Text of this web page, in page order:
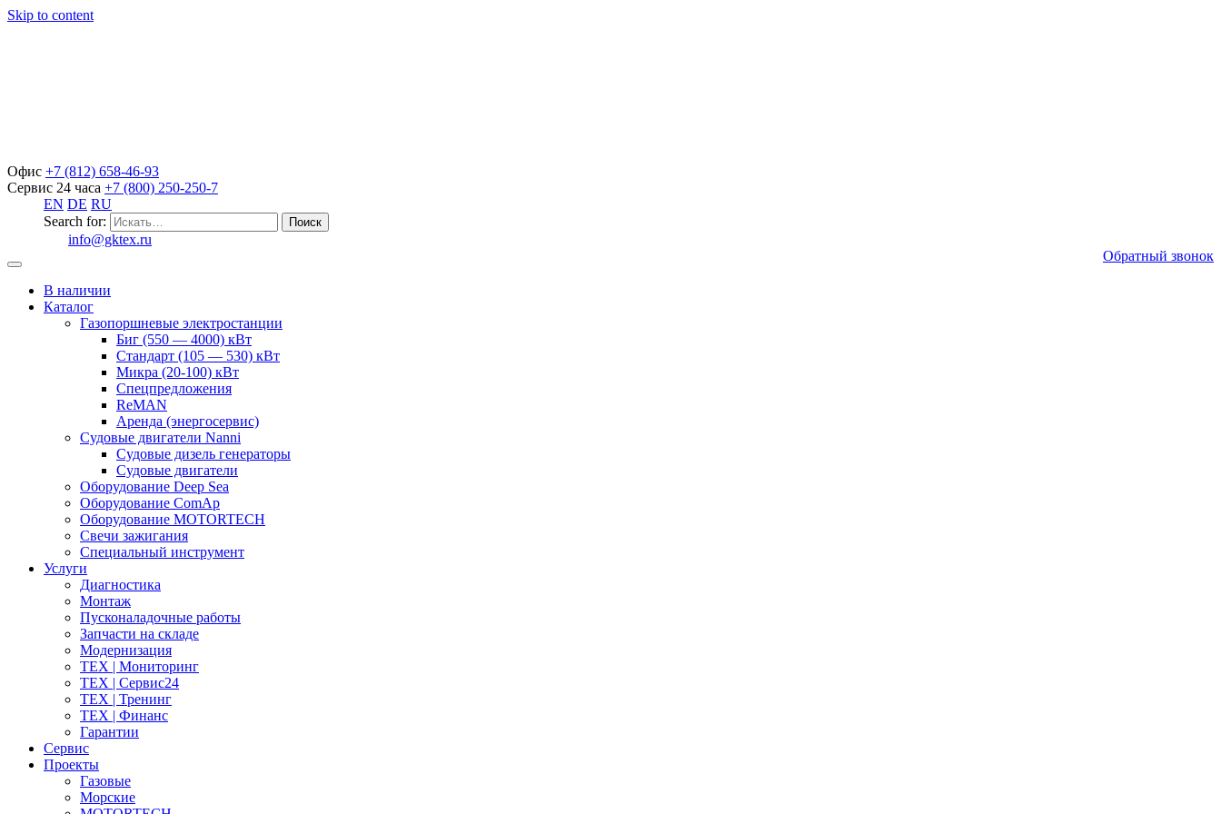
Skip to content
Офис +7 (812) 658-46-93
Сервис 24 часа +7 (800) 250-250-7
EN DE RU
Search for:
info@gktex.ru
Обратный звонок
В наличии
Каталог
Газопоршневые электростанции
Биг (550 — 4000) кВт
Стандарт (105 — 530) кВт
Микра (20-100) кВт
Спецпредложения
ReMAN
Аренда (энергосервис)
Судовые двигатели Nanni
Судовые дизель генераторы
Судовые двигатели
Оборудование Deep Sea
Оборудование ComAp
Оборудование MOTORTECH
Свечи зажигания
Специальный инструмент
Услуги
Диагностика
Монтаж
Пусконаладочные работы
Запчасти на складе
Модернизация
ТЕХ | Мониторинг
ТЕХ | Сервис24
ТЕХ | Тренинг
ТЕХ | Финанс
Гарантии
Сервис
Проекты
Газовые
Морские